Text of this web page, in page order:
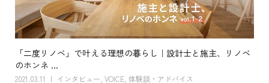
「二度リノベ」で叶える理想の暮らし｜設計士と施主、リノベ
のホンネ ...
2021.03.11 インタビュー VOICE, 体験談・アドバイス